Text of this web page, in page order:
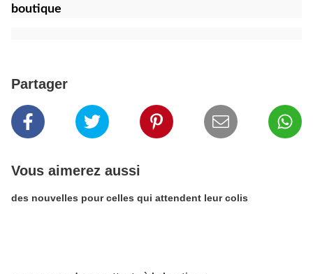
boutique
Partager
Vous aimerez aussi
des nouvelles pour celles qui attendent leur colis